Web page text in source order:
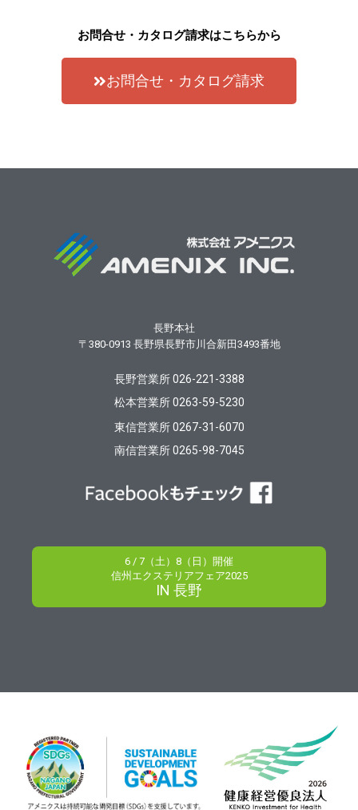
お問合せ・カタログ請求はこちらから
お問合せ・カタログ請求
長野本社
〒380-0913 長野県長野市川合新田3493番地
長野営業所 026-221-3388
松本営業所 0263-59-5230
東信営業所 0267-31-6070
南信営業所 0265-98-7045
6 / 7（土）8（日）開催
信州エクステリアフェア2025
IN 長野